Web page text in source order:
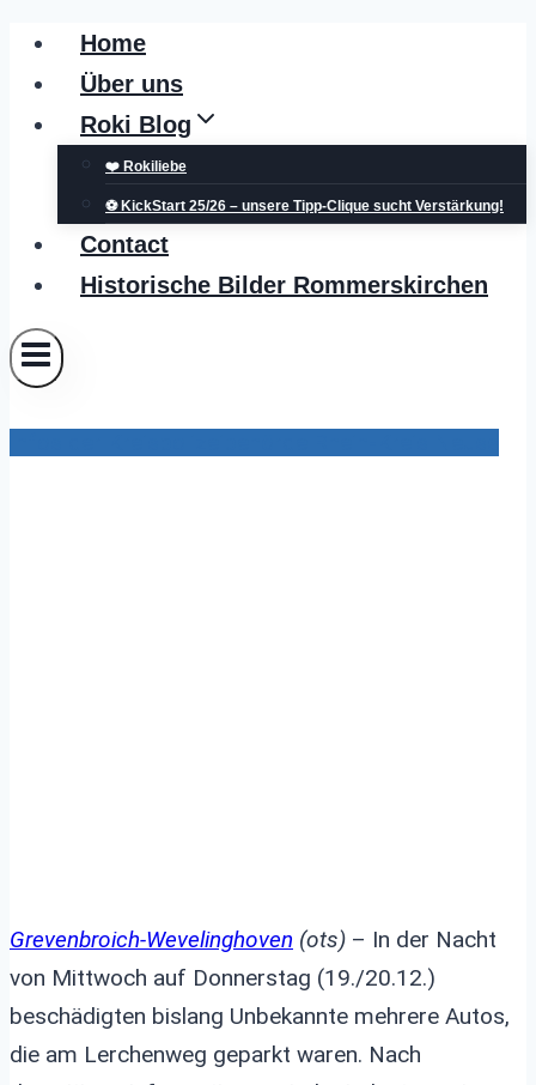
Zum
Inhalt
springen
Home
Über uns
Roki Blog
❤️ Rokiliebe
⚽ KickStart 25/26 – unsere Tipp-Clique sucht Verstärkung!
Contact
Historische Bilder Rommerskirchen
Grevenbroich-Wevelinghoven (ots) – In der Nacht
von Mittwoch auf Donnerstag (19./20.12.)
beschädigten bislang Unbekannte mehrere Autos,
die am Lerchenweg geparkt waren. Nach